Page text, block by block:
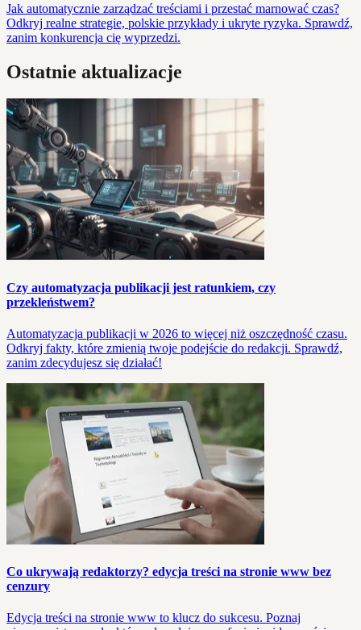
Jak automatycznie zarządzać treściami i przestać marnować czas?
Odkryj realne strategie, polskie przykłady i ukryte ryzyka. Sprawdź,
zanim konkurencja cię wyprzedzi.
Ostatnie aktualizacje
Czy automatyzacja publikacji jest ratunkiem, czy
przekleństwem?
Automatyzacja publikacji w 2026 to więcej niż oszczędność czasu.
Odkryj fakty, które zmienią twoje podejście do redakcji. Sprawdź,
zanim zdecydujesz się działać!
Co ukrywają redaktorzy? edycja treści na stronie www bez
cenzury
Edycja treści na stronie www to klucz do sukcesu. Poznaj